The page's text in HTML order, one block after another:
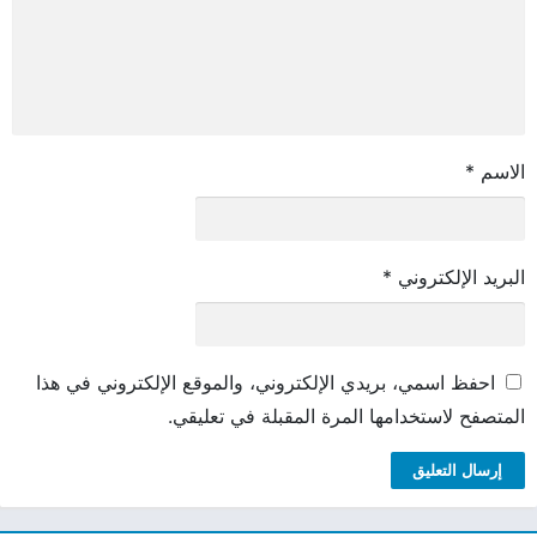
الاسم *
البريد الإلكتروني *
احفظ اسمي، بريدي الإلكتروني، والموقع الإلكتروني في هذا
المتصفح لاستخدامها المرة المقبلة في تعليقي.